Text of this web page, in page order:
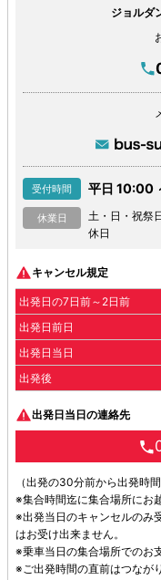
ジョルダ
受付時間 平日 10:00
休業日
土・日・祝祭
休日
キャンセル規定
出発日の7日前～2日前
出発日前日
出発日当日
出発後
出発日当日の連絡先
（出発の30分前から出発時
※集合時間迄に集合場所にお
※出発当日のキャンセルのみ
はお受け出来ません。
※乗車当日の集合場所でのお
※ご出発時間の直前はつなが